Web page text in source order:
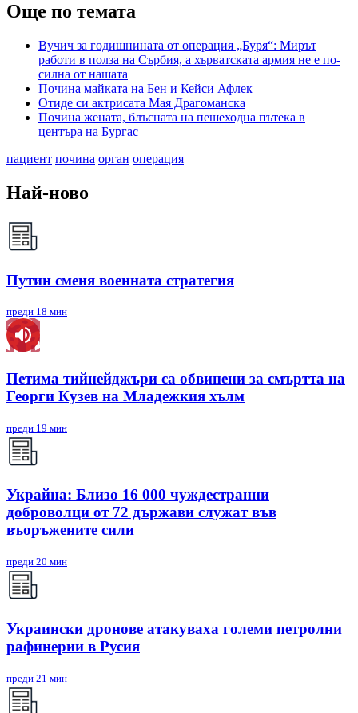
Още по темата
Вучич за годишнината от операция „Буря“: Мирът
работи в полза на Сърбия, а хърватската армия не е по-
силна от нашата
Почина майката на Бен и Кейси Афлек
Отиде си актрисата Мая Драгоманска
Почина жената, блъсната на пешеходна пътека в
центъра на Бургас
пациент почина орган операция
Най-ново
Путин сменя военната стратегия
преди 18 мин
Петима тийнейджъри са обвинени за смъртта на
Георги Кузев на Младежкия хълм
преди 19 мин
Украйна: Близо 16 000 чуждестранни
доброволци от 72 държави служат във
въоръжените сили
преди 20 мин
Украински дронове атакуваха големи петролни
рафинерии в Русия
преди 21 мин